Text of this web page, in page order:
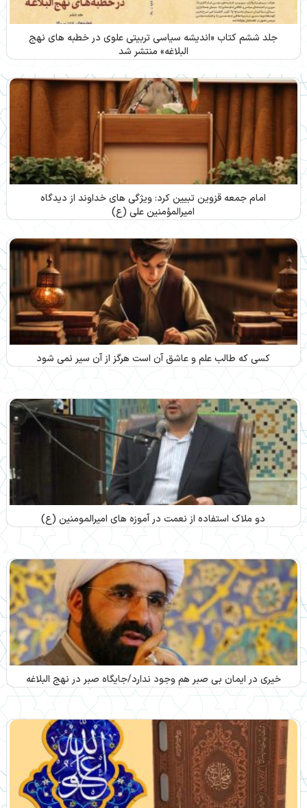
جلد ششم کتاب «اندیشه سیاسی تربیتی علوی در خطبه های نهج
البلاغه» منتشر شد
امام جمعه قزوین تبیین کرد: ویژگی های خداوند از دیدگاه
امیرالمؤمنین علی (ع)
کسی که طالب علم و عاشق آن است هرگز از آن سیر نمی شود
دو ملاک استفاده از نعمت در آموزه های امیرالمومنین (ع)
خیری در ایمان بی صبر هم وجود ندارد/جایگاه صبر در نهج البلاغه